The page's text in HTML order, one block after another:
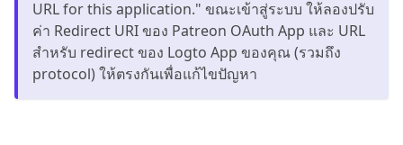
URL for this application." ขณะเข้าสู่ระบบ ให้ลองปรับ
ค่า Redirect URI ของ Patreon OAuth App และ URL
สำหรับ redirect ของ Logto App ของคุณ (รวมถึง
protocol) ให้ตรงกันเพื่อแก้ไขปัญหา